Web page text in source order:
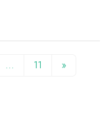
… 11 »